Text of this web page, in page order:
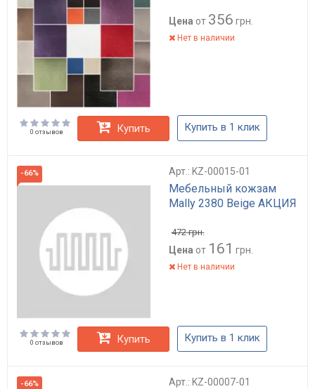
Цена от 356 грн.
Нет в наличии
0 отзывов Купить Купить в 1 клик
-66% Арт.: KZ-00015-01
Мебельный кожзам
Mally 2380 Beige АКЦИЯ
472грн.
Цена от 161 грн.
Нет в наличии
0 отзывов Купить Купить в 1 клик
-66% Арт.: KZ-00007-01